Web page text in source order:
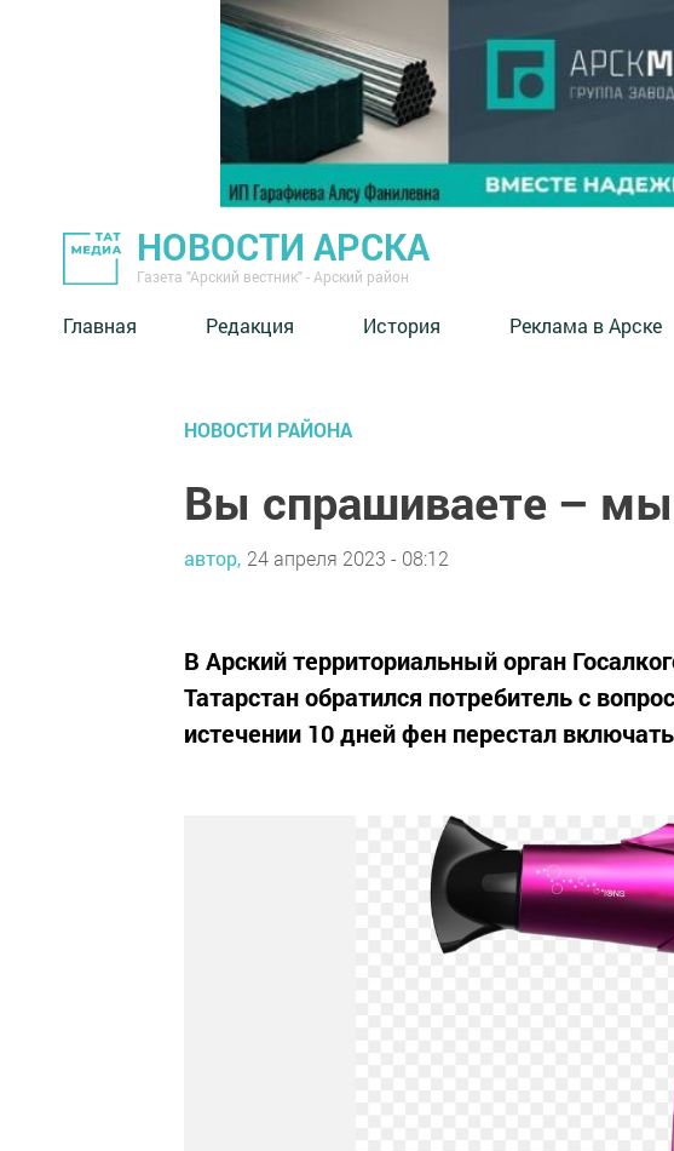
НОВОСТИ АРСКА
Газета "Арский вестник" - Арский район
Главная Редакция История Реклама в Арске
НОВОСТИ РАЙОНА
Вы спрашиваете –
автор, 24 апреля 2023 - 08:12
В Арский территориальный орган
Татарстан обратился потребитель с
истечении 10 дней фен перестал